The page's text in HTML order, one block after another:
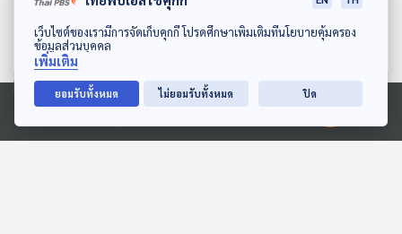
ดาวน์โหลด Thai PBS Podcast Application
Ⓒ 2020 องค์การกระจายเสียงและแพร่ภาพสาธารณะแห่งประเทศไทย
แก้ปัญหาเงินวัดได้จริงหรือ
?เศรษฐกิจติดบ้าน เศรษฐกิจติดบ้าน
เว็บไซต์ของเรามีการจัดเก็บคุกกี้ โปรดศึกษาเพิ่มเติมที่นโยบายคุ้มครอง
ข้อมูลส่วนบุคคล
เพิ่มเติม
ยอมรับทั้งหมด ไม่ยอมรับทั้งหมด ปิด